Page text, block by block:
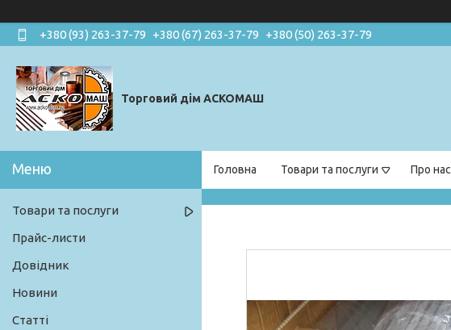
+380 (93) 263-37-79 +380 (67) 263-37-79 +380 (50) 263-37-79
Торговий дім АСКОМАШ
Головна Товари та послуги Про нас
Товари та послуги
Прайс-листи
Довідник
Новини
Статті